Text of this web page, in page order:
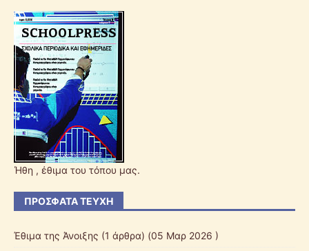
Ήθη , έθιμα του τόπου μας.
ΠΡΌΣΦΑΤΑ ΤΕΎΧΗ
Έθιμα της Άνοιξης (1 άρθρα) (05 Μαρ 2026 )